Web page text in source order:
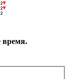
время.